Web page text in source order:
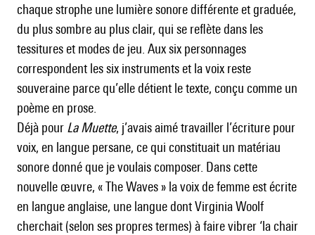
chaque strophe une lumière sonore différente et graduée,
du plus sombre au plus clair, qui se reflète dans les
tessitures et modes de jeu. Aux six personnages
correspondent les six instruments et la voix reste
souveraine parce qu’elle détient le texte, conçu comme un
poème en prose.
Déjà pour La Muette, j’avais aimé travailler l’écriture pour
voix, en langue persane, ce qui constituait un matériau
sonore donné que je voulais composer. Dans cette
nouvelle œuvre, « The Waves » la voix de femme est écrite
en langue anglaise, une langue dont Virginia Woolf
cherchait (selon ses propres termes) à faire vibrer ‘la chair